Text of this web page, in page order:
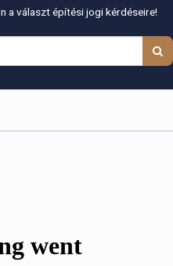
a választ építési jogi kérdéseire!